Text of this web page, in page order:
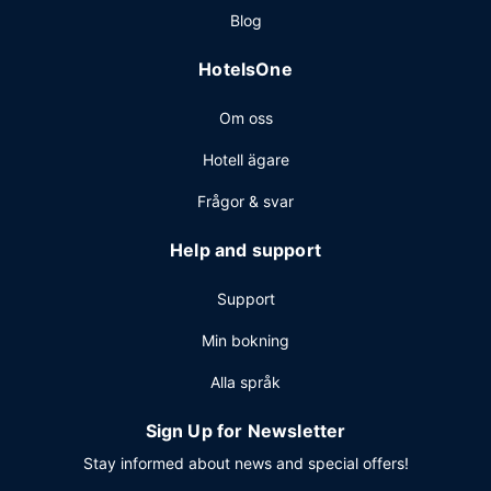
Gäster har tillgång till bland annat gratis internet, business-
Ningbo? På detta hotell finns det event- och
däribland konferensrum och mötesrum. Avgiftsfri parkering
Blog
HotelsOne
Om oss
Hotell ägare
Frågor & svar
Help and support
Support
Min bokning
Alla språk
Sign Up for Newsletter
Stay informed about news and special offers!